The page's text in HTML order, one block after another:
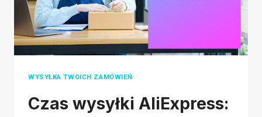
SPRZEDAWCÓW
INTERNETOWYCH
WYSYŁKA TWOICH ZAMÓWIEŃ
Czas wysyłki AliExpress: